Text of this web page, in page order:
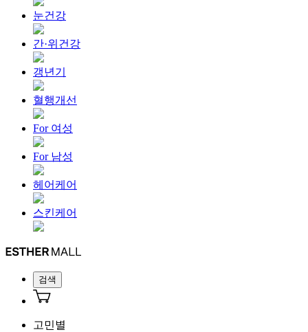
눈건강
간·위건강
갱년기
혈행개선
For 여성
For 남성
헤어케어
스킨케어
검색
고민별